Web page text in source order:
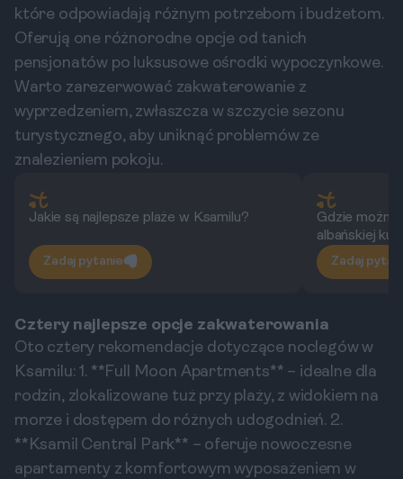
które odpowiadają różnym potrzebom i budżetom.
Oferują one różnorodne opcje od tanich
pensjonatów po luksusowe ośrodki wypoczynkowe.
Warto zarezerwować zakwaterowanie z
wyprzedzeniem, zwłaszcza w szczycie sezonu
turystycznego, aby uniknąć problemów ze
znalezieniem pokoju.
Jakie są najlepsze plaże w Ksamilu?
Zadaj pytanie
Gdzie
albańskiej
Zadaj
Cztery najlepsze opcje zakwaterowania
Oto cztery rekomendacje dotyczące noclegów w
Ksamilu: 1. **Full Moon Apartments** – idealne dla
rodzin, zlokalizowane tuż przy plaży, z widokiem na
morze i dostępem do różnych udogodnień. 2.
**Ksamil Central Park** – oferuje nowoczesne
apartamenty z komfortowym wyposażeniem w